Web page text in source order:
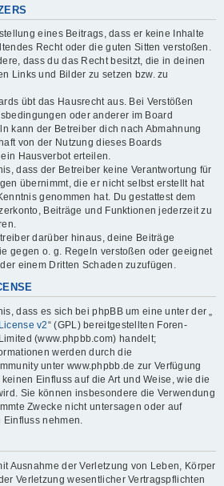
eines Beitrags, dass er keine Inhalte
Recht oder die guten Sitten verstoßen.
dass du das Recht besitzt, die in deinen
Links und Bilder zu setzen bzw. zu
übt das Hausrecht aus. Bei Verstößen
oder anderer im Board
kann der Betreiber dich nach Abmahnung
von der Nutzung dieses Boards
Hausverbot erteilen.
dass der Betreiber keine Verantwortung für
übernimmt, die er nicht selbst erstellt hat
genommen hat. Du gestattest dem
Beiträge und Funktionen jederzeit zu
darüber hinaus, deine Beiträge
gegen o. g. Regeln verstoßen oder geeignet
einem Dritten Schaden zuzufügen.
dass es sich bei phpBB um eine unter der „
v2“ (GPL) bereitgestellten Foren-
(www.phpbb.com) handelt;
werden durch die
unter www.phpbb.de zur Verfügung
Einfluss auf die Art und Weise, wie die
Sie können insbesondere die Verwendung
Zwecke nicht untersagen oder auf
nehmen.
Ausnahme der Verletzung von Leben, Körper
Verletzung wesentlicher Vertragspflichten